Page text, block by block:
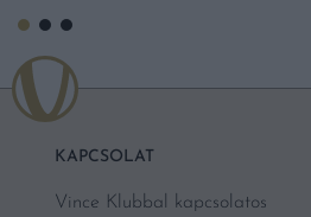
KAPCSOLAT
Vince Klubbal kapcsolatos